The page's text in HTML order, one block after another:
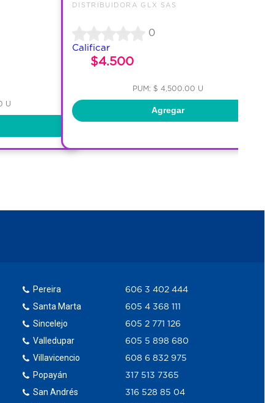
U
DISTRIBUIDORA GLX SAS
0
Calificar
$4.500
PUM: $ 4,500.00 U
Agregar
Pereira
Santa Marta
Sincelejo
Valledupar
Villavicencio
Popayán
San Andrés
606 3 402 444
605 4 368 111
605 2 771 126
605 5 898 680
608 6 832 975
317 513 7365
316 528 85 04